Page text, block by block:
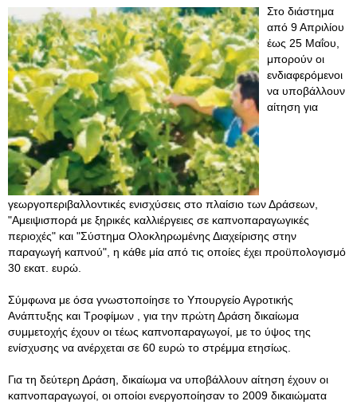
Στο διάστημα
από 9 Απριλίου
έως 25 Μαΐου,
μπορούν οι
ενδιαφερόμενοι
να υποβάλλουν
αίτηση για
γεωργοπεριβαλλοντικές ενισχύσεις στο πλαίσιο των Δράσεων,
"Αμειψισπορά με ξηρικές καλλιέργειες σε καπνοπαραγωγικές
περιοχές" και "Σύστημα Ολοκληρωμένης Διαχείρισης στην
παραγωγή καπνού", η κάθε μία από τις οποίες έχει προϋπολογισμό
30 εκατ. ευρώ.
Σύμφωνα με όσα γνωστοποίησε το Υπουργείο Αγροτικής
Ανάπτυξης και Τροφίμων , για την πρώτη Δράση δικαίωμα
συμμετοχής έχουν οι τέως καπνοπαραγωγοί, με το ύψος της
ενίσχυσης να ανέρχεται σε 60 ευρώ το στρέμμα ετησίως.
Για τη δεύτερη Δράση, δικαίωμα να υποβάλλουν αίτηση έχουν οι
καπνοπαραγωγοί, οι οποίοι ενεργοποίησαν το 2009 δικαιώματα